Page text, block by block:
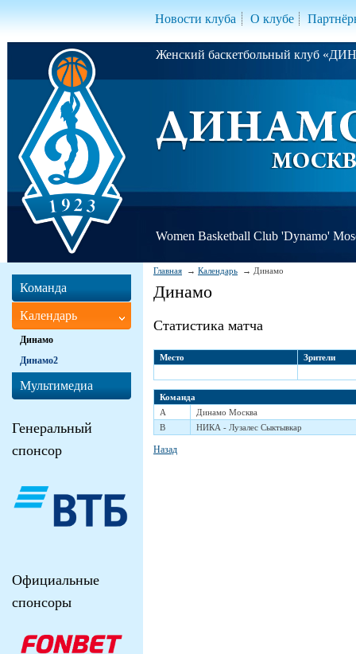
Новости клуба О клубе
Женский баскетбольный клуб
Women Basketball Club 'Dynamo'
Главная Календарь Динамо
Динамо
Статистика матча
Место Зрители
Команда
A
Динамо Москва
B
НИКА - Лузалес Сыктывкар
Назад
Команда
Календарь
Динамо
Динамо2
Мультимедиа
Генеральный
спонсор
Официальные
спонсоры